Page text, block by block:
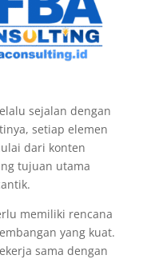
sejalan dengan
setiap elemen
dari konten
tujuan utama
memiliki rencana
yang kuat.
sama dengan